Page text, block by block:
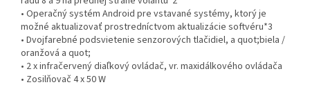
• Operačný systém Android pre vstavané systémy, ktorý je
možné aktualizovať prostredníctvom aktualizácie softvéru*3
• Dvojfarebné podsvietenie senzorových tlačidiel, a quot;biela /
oranžová a quot;
• 2 x infračervený diaľkový ovládač, vr. maxidálkového ovládača
• Zosilňovač 4 x 50 W